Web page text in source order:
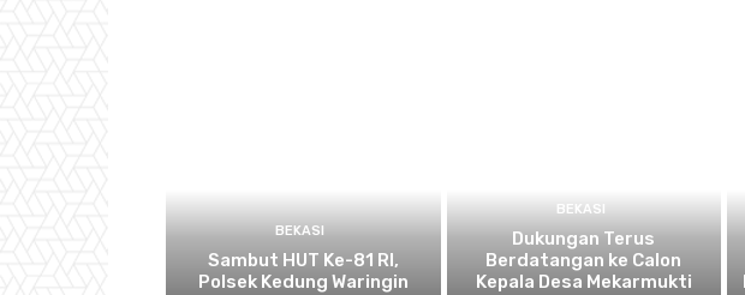
BEKASI
Sambut HUT Ke-81 RI,
Polsek Kedung Waringin
BEKASI
Dukungan Terus
Berdatangan ke Calon
Kepala Desa Mekarmukti